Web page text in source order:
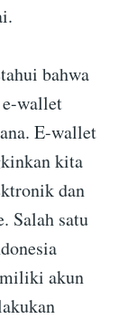
bahwa
wallet
E-wallet
kita
dan
Salah satu
akun